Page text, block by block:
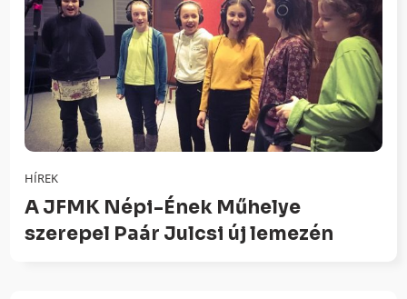
HÍREK
A JFMK Népi-Ének Műhelye
szerepel Paár Julcsi új lemezén